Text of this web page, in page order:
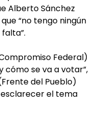
Alberto Sánchez
“no tengo ningún
Federal)
cómo se va a votar”,
del Pueblo)
el tema